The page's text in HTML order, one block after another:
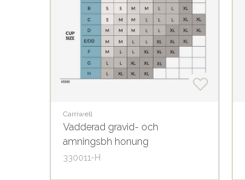
Carriwell
Vadderad gravid- och
amningsbh honung
330011-H